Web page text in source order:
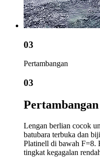
03
Pertambangan
03
Pertambangan
Lengan berlian cocok
batubara terbuka dan
Platinell di bawah F=8.
tingkat kegagalan